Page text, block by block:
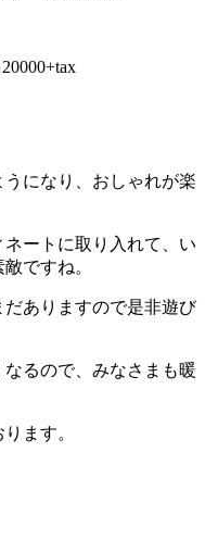
になり、おしゃれが楽
ートに取り入れて、い
ですね。
ありますので是非遊び
るので、みなさまも暖
ます。